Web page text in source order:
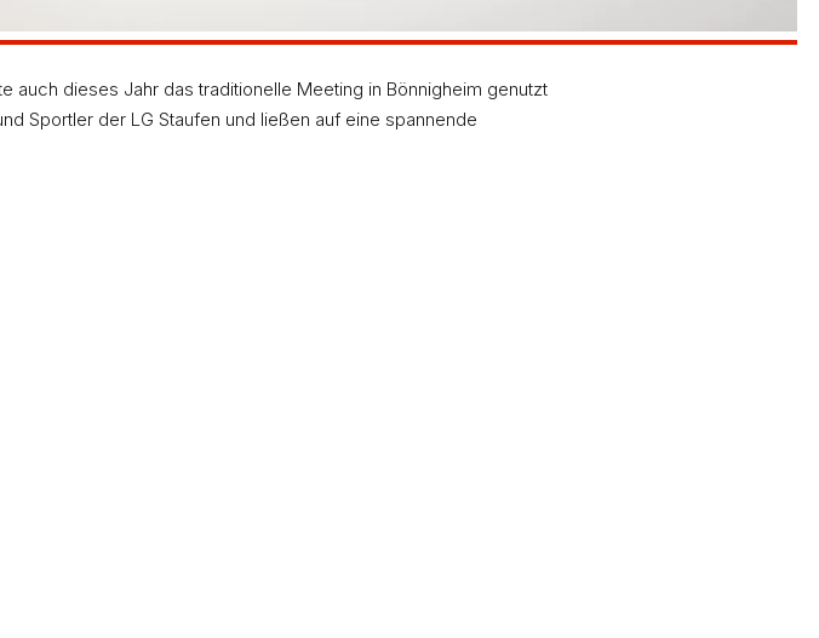
auch dieses Jahr das traditionelle Meeting in Bönnigheim genutzt
Sportler der LG Staufen und ließen auf eine spannende